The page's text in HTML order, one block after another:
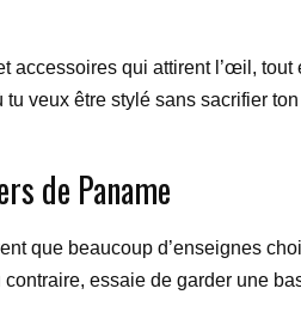
accessoires qui attirent l’œil,
veux être stylé sans sacrifier
de Paname
que beaucoup d’enseignes
contraire, essaie de garder une